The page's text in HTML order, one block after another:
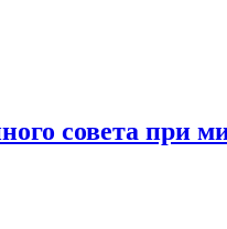
совета при